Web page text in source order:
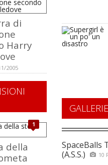
di
Harry
2005
1
della
SpaceBalls
(A.S.S.)
10